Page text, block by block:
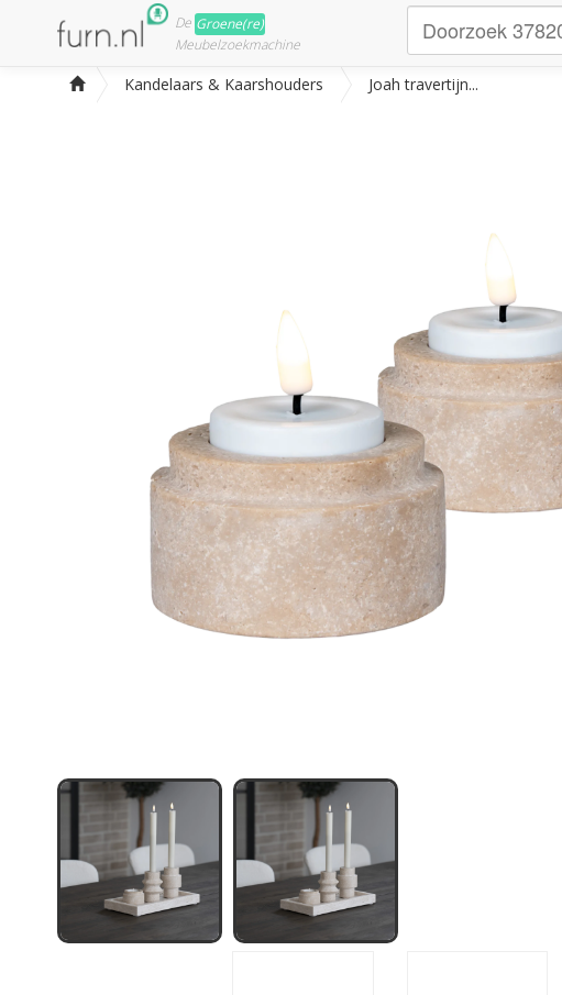
De Groene(re)
Meubelzoekmachine
Kandelaars & Kaarshouders Joah travertijn...